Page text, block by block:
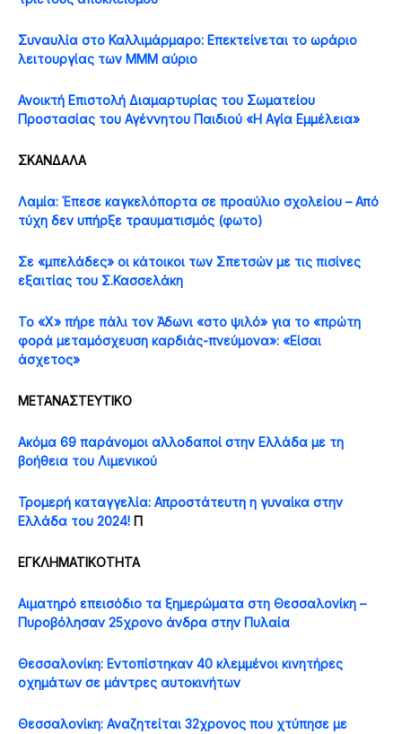
Συναυλία στο Καλλιμάρμαρο: Επεκτείνεται το ωράριο
λειτουργίας των ΜΜΜ αύριο
Ανοικτή Επιστολή Διαμαρτυρίας του Σωματείου
Προστασίας του Αγέννητου Παιδιού «Η Αγία Εμμέλεια»
ΣΚΑΝΔΑΛΑ
Λαμία: Έπεσε καγκελόπορτα σε προαύλιο σχολείου – Από
τύχη δεν υπήρξε τραυματισμός (φωτο)
Σε «μπελάδες» οι κάτοικοι των Σπετσών με τις πισίνες
εξαιτίας του Σ.Κασσελάκη
Το «Χ» πήρε πάλι τον Άδωνι «στο ψιλό» για το «πρώτη
φορά μεταμόσχευση καρδιάς-πνεύμονα»: «Είσαι
άσχετος»
ΜΕΤΑΝΑΣΤΕΥΤΙΚΟ
Ακόμα 69 παράνομοι αλλοδαποί στην Ελλάδα με τη
βοήθεια του Λιμενικού
Τρομερή καταγγελία: Απροστάτευτη η γυναίκα στην
Ελλάδα του 2024! Π
ΕΓΚΛΗΜΑΤΙΚΟΤΗΤΑ
Αιματηρό επεισόδιο τα ξημερώματα στη Θεσσαλονίκη –
Πυροβόλησαν 25χρονο άνδρα στην Πυλαία
Θεσσαλονίκη: Εντοπίστηκαν 40 κλεμμένοι κινητήρες
οχημάτων σε μάντρες αυτοκινήτων
Θεσσαλονίκη: Αναζητείται 32χρονος που χτύπησε με